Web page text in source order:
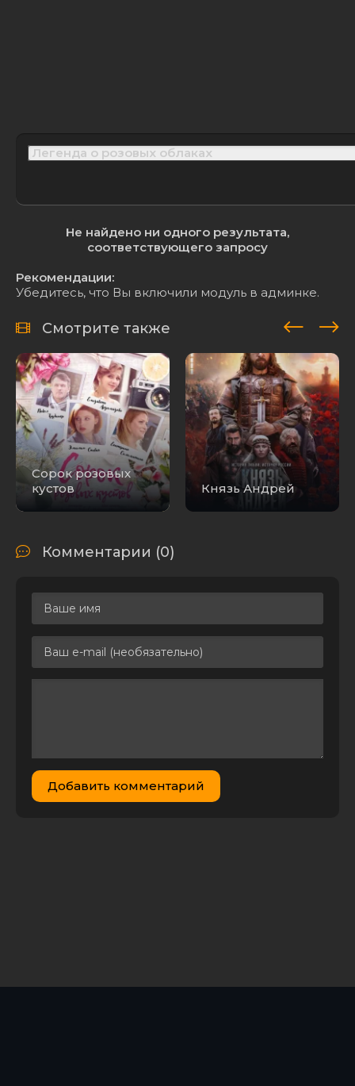
Не найдено ни одного результата,
соответствующего запросу
Рекомендации:
Убедитесь, что Вы включили модуль в админке.
Смотрите также
Сорок розовых
кустов
Князь Андрей
Комментарии (0)
Добавить комментарий